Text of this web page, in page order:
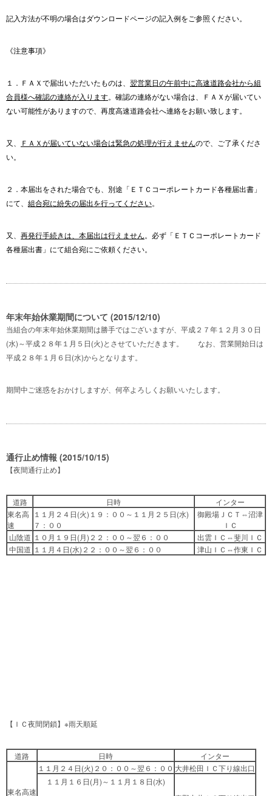
記入方法が不明の場合はダウンロードページの記入例をご参照ください。
《注意事項》
１．ＦＡＸで届出いただいたものは、 翌営業日の午前中に高速道路会社から組
合員様へ確認の連絡が入ります。確認の連絡がない場合は、ＦＡＸが届いてい
ない可能性がありますので、再度高速道路会社へ連絡をお願い致します。
又、 ＦＡＸが届いていない場合は緊急の処理が行えませんので、ご了承くださ
い。
２．本届出をされた場合でも、別途「ＥＴＣコーポレートカード各種届出書」
にて、 組合宛に紛失の届出を行ってください。
又、 再発行手続きは、本届出は行えません。必ず「ＥＴＣコーポレートカード
各種届出書」にて組合宛にご依頼ください。
年末年始休業期間について (2015/12/10)
当組合の年末年始休業期間は勝手ではございますが、平成２７年１２月３０日
(水)～平成２８年１月５日(火)とさせていただきます。 なお、営業開始日は
平成２８年１月６日(水)からとなります。
期間中ご迷惑をおかけしますが、何卒よろしくお願いいたします。
通行止め情報 (2015/10/15)
【夜間通行止め】
道路 日時
インター
東名高
速
１１月２４日(火)１９：００～１１月２５日(水)
７：００
御殿場ＪＣＴ⇔沼津
ＩＣ
山陰道 １０月１９日(月)２２：００～翌６：００
出雲ＩＣ⇔斐川ＩＣ
中国道 １１月４日(水)２２：００～翌６：００ 津山ＩＣ⇔作東ＩＣ
【ＩＣ夜間閉鎖】※雨天順延
道路 日時 インター
東名高速
１１月２４日(火)２０：００～翌６：００ 大井松田ＩＣ下り線出口
１１月１６日(月)～１１月１８日(水)